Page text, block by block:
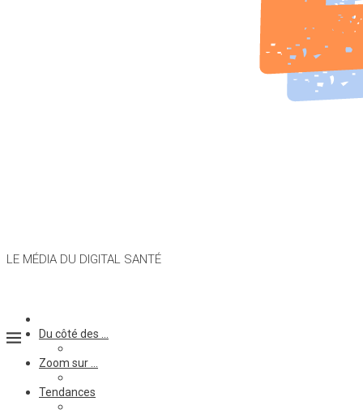
LE MÉDIA DU DIGITAL SANTÉ
Du côté des …
Zoom sur …
Tendances